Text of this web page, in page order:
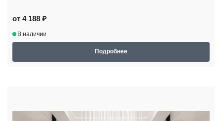
от 4 188 ₽
В наличии
Подробнее